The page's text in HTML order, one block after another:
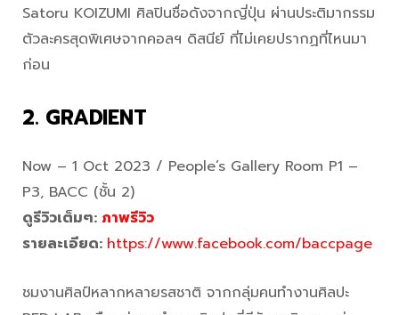
Satoru KOIZUMI ศิลปินชื่อดังจากญี่ปุ่น ผ่านประติมากรรม
ตัวละครสุดพิเศษจากคอลฯ ดิสนีย์ ที่ไม่เคยปรากฏที่ไหนมา
ก่อน
2. GRADIENT
Now – 1 Oct 2023 / People’s Gallery Room P1 –
P3, BACC (ชั้น 2)
ดูรีวิวเต็มๆ: ภาพรีวิว
รายละเอียด: https://www.facebook.com/baccpage
ชมงานศิลป์หลากหลายรสชาติ จากกลุ่มคนทำงานศิลปะ